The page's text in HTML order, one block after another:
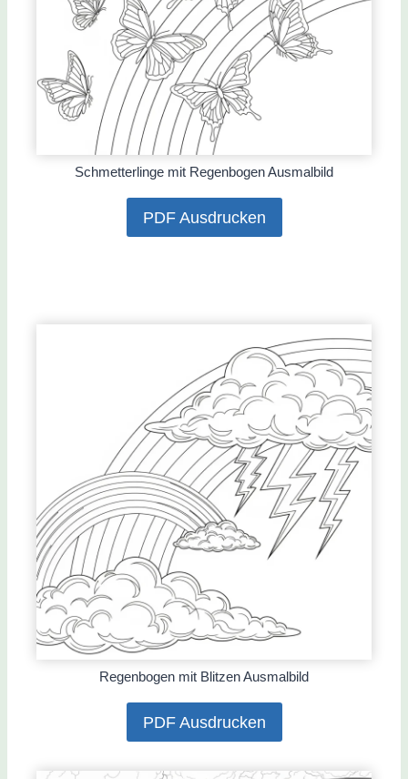
Schmetterlinge mit Regenbogen Ausmalbild
PDF Ausdrucken
Regenbogen mit Blitzen Ausmalbild
PDF Ausdrucken